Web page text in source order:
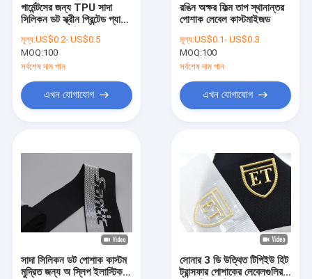
গার্মেন্টসের জন্য TPU সাদা
সিলিকন ডট স্ক্রীন প্রিন্টেড প্যাচ
মূল্য:US$0.2- US$0.5
MOQ:100
সর্বশেষ দাম পান
এখন যোগাযোগ
রঙিন অক্ষর ফিল্ম তাপ স্থানান্তর
পোশাক লেবেল কাস্টমাইজড
মূল্য:US$0.1- US$0.3
MOQ:100
সর্বশেষ দাম পান
এখন যোগাযোগ
সাদা সিলিকন ডট পোশাক কাস্টম
মুদ্রিত জন্য অ স্লিপ ইলাস্টিক
সোনার 3 ডি উত্থিত টিপিইউ হিট
ট্রান্সফার পোশাকের লেবেলগুলির